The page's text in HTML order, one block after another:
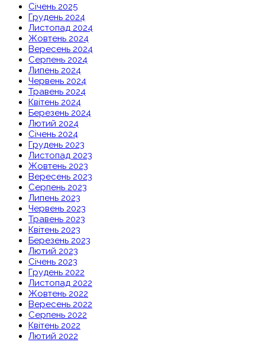
Січень 2025
Грудень 2024
Листопад 2024
Жовтень 2024
Вересень 2024
Серпень 2024
Липень 2024
Червень 2024
Травень 2024
Квітень 2024
Березень 2024
Лютий 2024
Січень 2024
Грудень 2023
Листопад 2023
Жовтень 2023
Вересень 2023
Серпень 2023
Липень 2023
Червень 2023
Травень 2023
Квітень 2023
Березень 2023
Лютий 2023
Січень 2023
Грудень 2022
Листопад 2022
Жовтень 2022
Вересень 2022
Серпень 2022
Квітень 2022
Лютий 2022